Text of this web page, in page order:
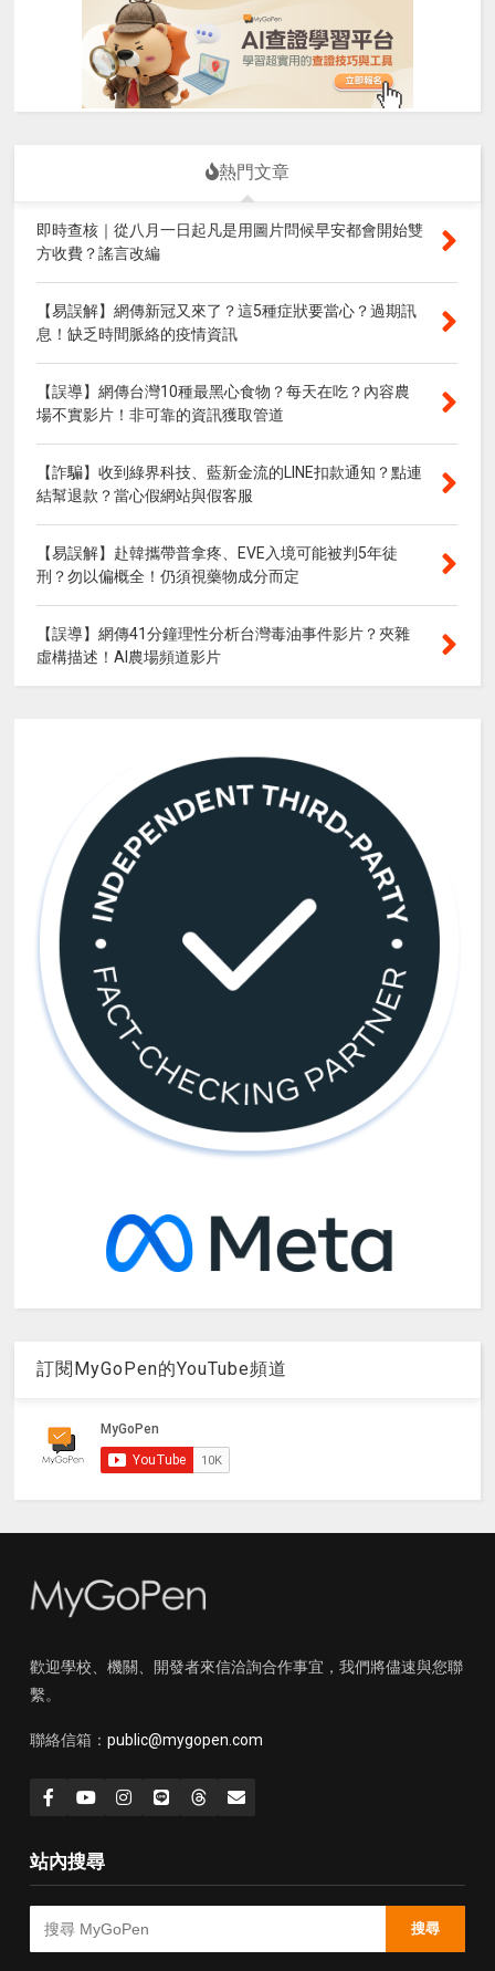
熱門文章
即時查核｜從八月一日起凡是用圖片問候早安都會開始雙
方收費？謠言改編
【易誤解】網傳新冠又來了？這5種症狀要當心？過期訊
息！缺乏時間脈絡的疫情資訊
【誤導】網傳台灣10種最黑心食物？每天在吃？內容農
場不實影片！非可靠的資訊獲取管道
【詐騙】收到綠界科技、藍新金流的LINE扣款通知？點連
結幫退款？當心假網站與假客服
【易誤解】赴韓攜帶普拿疼、EVE入境可能被判5年徒
刑？勿以偏概全！仍須視藥物成分而定
【誤導】網傳41分鐘理性分析台灣毒油事件影片？夾雜
虛構描述！AI農場頻道影片
訂閱MyGoPen的YouTube頻道
歡迎學校、機關、開發者來信洽詢合作事宜，我們將儘速與您聯
繫。
聯絡信箱： public@mygopen.com
站內搜尋
搜尋